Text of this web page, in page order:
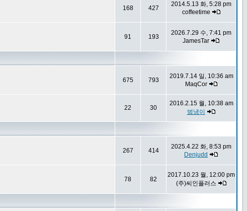
168 427
2014.5.13 화, 5:28 pm
coffeetime
91 193
2026.7.29 수, 7:41 pm
JamesTar
675 793
2019.7.14 일, 10:36 am
MaqCor
22 30
2016.2.15 월, 10:38 am
범냉이
267 414
2025.4.22 화, 8:53 pm
Denjudd
78 82
2017.10.23 월, 12:00 pm
(주)씨인플러스